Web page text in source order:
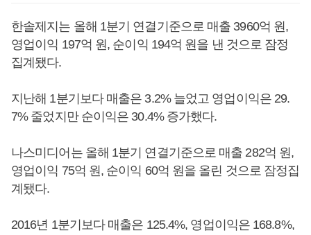
한솔제지는 올해 1분기 연결기준으로 매출 3960억 원,
영업이익 197억 원, 순이익 194억 원을 낸 것으로 잠정
집계됐다.
지난해 1분기보다 매출은 3.2% 늘었고 영업이익은 29.
7% 줄었지만 순이익은 30.4% 증가했다.
나스미디어는 올해 1분기 연결기준으로 매출 282억 원,
영업이익 75억 원, 순이익 60억 원을 올린 것으로 잠정집
계됐다.
2016년 1분기보다 매출은 125.4%, 영업이익은 168.8%,